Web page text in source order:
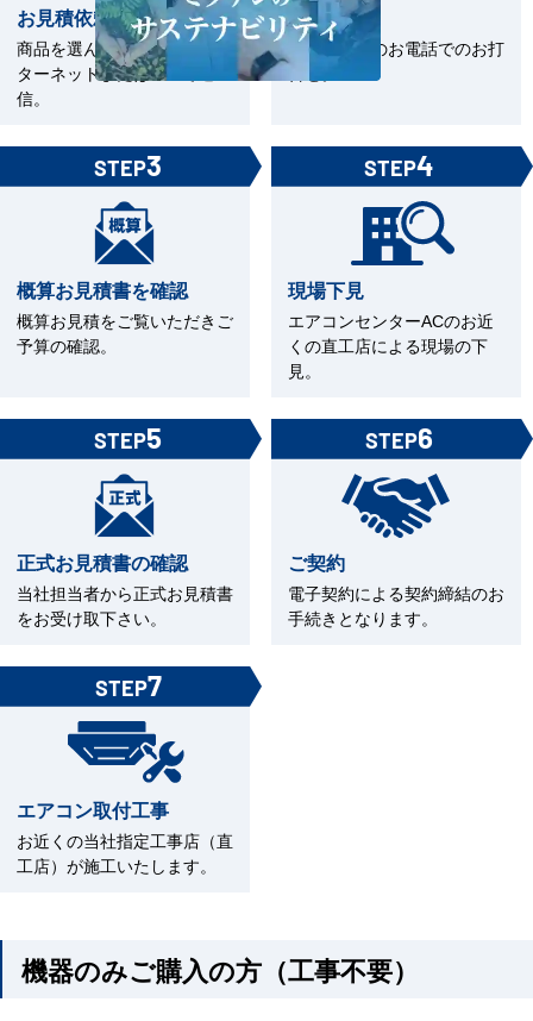
お見積依頼
商品を選んで見積依頼をイン
ターネットまたはFAXで送
信。
お打合せ
当社担当とのお電話でのお打
STEP3
概算お見積書を確認
概算お見積をご覧いただきご
予算の確認。
STEP4
現場下見
エアコンセンターACのお近
くの直工店による現場の下
見。
STEP5
正式お見積書の確認
当社担当者から正式お見積書
をお受け取下さい。
STEP6
ご契約
電子契約による契約締結のお
手続きとなります。
STEP7
エアコン取付工事
お近くの当社指定工事店（直
工店）が施工いたします。
機器のみご購入の方（工事不要）